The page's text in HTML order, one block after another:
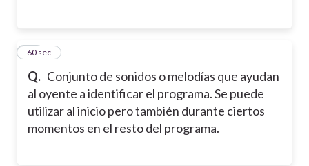
Q. Conjunto de sonidos o melodías que ayudan
al oyente a identificar el programa. Se puede
utilizar al inicio pero también durante ciertos
momentos en el resto del programa.
11
60 sec